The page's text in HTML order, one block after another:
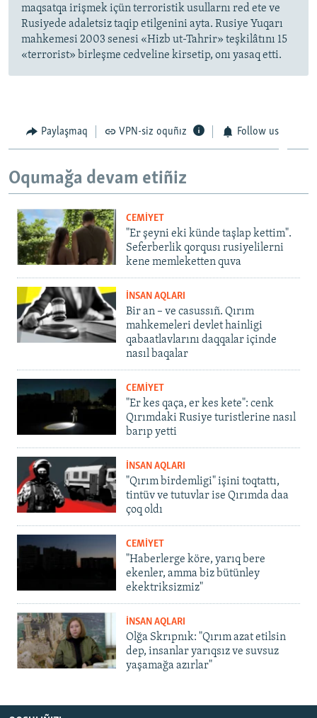
maqsatqa irişmek içün terroristik usullarnı red ete ve
Rusiyede adaletsiz taqip etilgenini ayta. Rusiye Yuqarı
mahkemesi 2003 senesi «Hizb ut-Tahrir» teşkilâtını 15
«terrorist» birleşme cedveline kirsetip, onı yasaq etti.
Paylaşmaq VPN-siz oquñız Follow us
Oqumağa devam etiñiz
CEMİYET
"Er şeyni eki künde taşlap kettim".
Seferberlik qorqusı rusiyelilerni
kene memleketten quva
İNSAN AQLARI
Bir an – ve casussıñ. Qırım
mahkemeleri devlet hainligi
qabaatlavlarını daqqalar içinde
nasıl baqalar
CEMİYET
"Er kes qaça, er kes kete": cenk
Qırımdaki Rusiye turistlerine nasıl
barıp yetti
İNSAN AQLARI
"Qırım birdemligi" işini toqtattı,
tintüv ve tutuvlar ise Qırımda daa
çoq oldı
CEMİYET
"Haberlerge köre, yarıq bere
ekenler, amma biz bütünley
ekektriksizmiz"
İNSAN AQLARI
Olğa Skrıpnık: "Qırım azat etilsin
dep, insanlar yarıqsız ve suvsuz
yaşamağa azırlar"